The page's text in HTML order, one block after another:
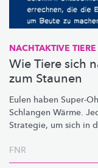
NACHTAKTIVE TIERE
Wie Tiere sich
zum Staunen
Eulen haben Super-
Schlangen Wärme.
Strategie, um sich in
FNR